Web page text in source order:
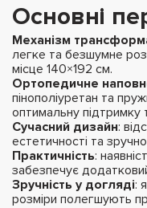
Основні
Механізм
легке та безшумне
місце 140×192 см.
Ортопедичне
пінополіуретан та
оптимальну підтримку
Сучасний дизайн:
естетичності та
Практичність:
забезпечує
Зручність у догляді:
розміри полегшують